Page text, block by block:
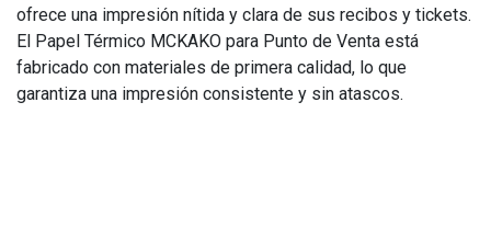
ofrece una impresión nítida y clara de sus recibos y tickets.
El Papel Térmico MCKAKO para Punto de Venta está
fabricado con materiales de primera calidad, lo que
garantiza una impresión consistente y sin atascos.